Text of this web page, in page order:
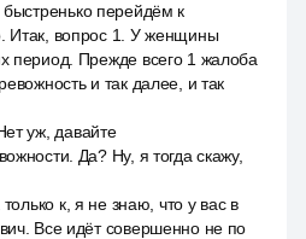
перейдём к
Итак, вопрос 1. У женщины
период. Прежде всего 1 жалоба
и так далее, и так
уж, давайте
Да? Ну, я тогда скажу,
к, я не знаю, что у вас в
Все идёт совершенно не по